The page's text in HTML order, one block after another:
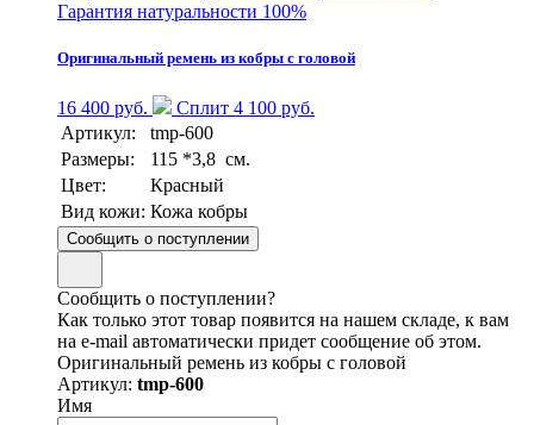
Гарантия натуральности 100%
Оригинальный ремень из кобры с головой
16 400 руб.
Сплит 4 100 руб.
Артикул:
tmp-600
Размеры:
115 *3,8 см.
Цвет:
Красный
Вид кожи: Кожа кобры
Сообщить о поступлении
Сообщить о поступлении?
Как только этот товар появится на нашем складе, к вам
на e-mail автоматически придет сообщение об этом.
Оригинальный ремень из кобры с головой
Артикул: tmp-600
Имя